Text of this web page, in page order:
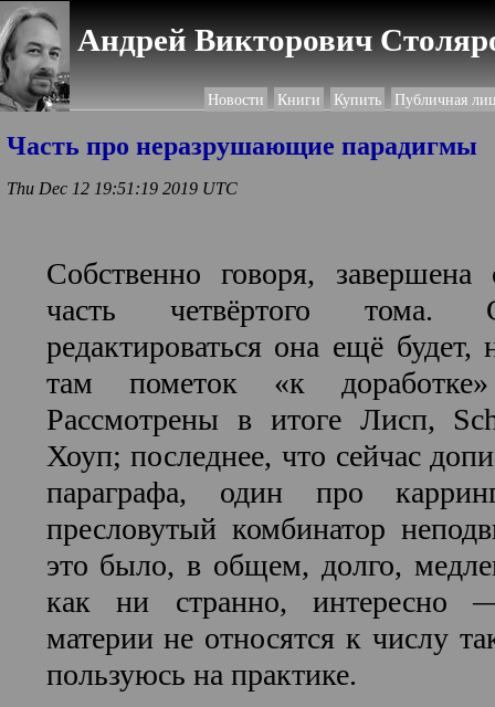
Андрей Викторович
Новости Книги Купить Публичная
Часть про неразрушающие парадигмы
Thu Dec 12 19:51:19 2019 UTC
Собственно говоря, завершена
часть четвёртого тома.
редактироваться она ещё будет,
там пометок «к
Рассмотрены в итоге Лисп,
Хоуп; последнее, что сейчас
параграфа, один про
пресловутый комбинатор
это было, в общем, долго,
как ни странно, интересно
материи не относятся к числу
пользуюсь на практике.